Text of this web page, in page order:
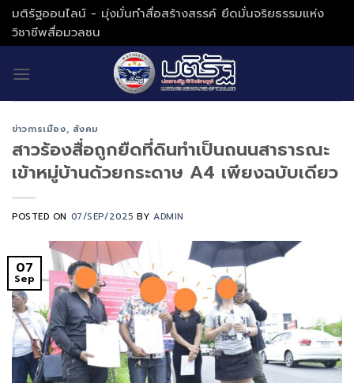
Skip
to
content
มติรัฐออนไลน์ - มุ่งมั่นทำสื่อสร้างสรรค์ ยึดมั่นจริยธรรมแห่ง
วิชาชีพสื่อมวลชน
ข่าวการเมือง, สังคม
สาวร้องสื่อถูกยืดที่ดินทำเป็นถนนสาธารณะ
เข้าหมู่บ้านด้วยกระดาษ A4 เพียงฉบับเดียว
POSTED ON 07/SEP/2025 BYADMIN
07
Sep